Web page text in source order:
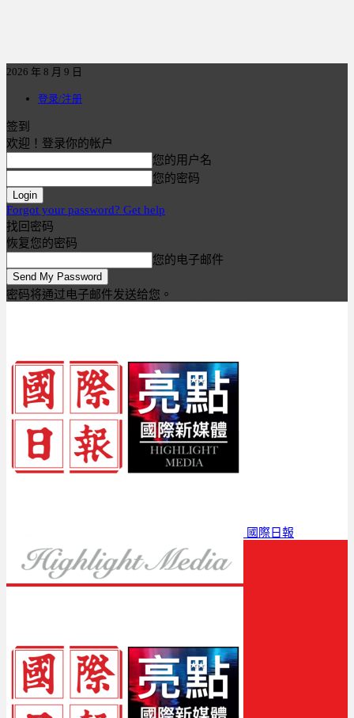
2026 年 8 月 9 日
登录/注册
签到
欢迎！登录你的帐户
您的用户名
您的密码
Forgot your password? Get help
找回密码
恢复您的密码
您的电子邮件
密码将通过电子邮件发送给您。
國際日報